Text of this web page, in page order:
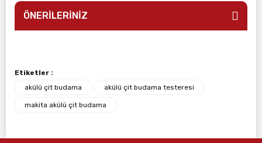
ÖNERİLERİNİZ
Etiketler :
akülü çit budama
akülü çit budama testeresi
makita akülü çit budama